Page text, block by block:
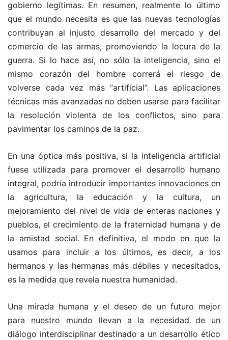
gobierno legítimas. En resumen, realmente lo último
que el mundo necesita es que las nuevas tecnologías
contribuyan al injusto desarrollo del mercado y del
comercio de las armas, promoviendo la locura de la
guerra. Si lo hace así, no sólo la inteligencia, sino el
mismo corazón del hombre correrá el riesgo de
volverse cada vez más “artificial”. Las aplicaciones
técnicas más avanzadas no deben usarse para facilitar
la resolución violenta de los conflictos, sino para
pavimentar los caminos de la paz.
En una óptica más positiva, si la inteligencia artificial
fuese utilizada para promover el desarrollo humano
integral, podría introducir importantes innovaciones en
la agricultura, la educación y la cultura, un
mejoramiento del nivel de vida de enteras naciones y
pueblos, el crecimiento de la fraternidad humana y de
la amistad social. En definitiva, el modo en que la
usamos para incluir a los últimos, es decir, a los
hermanos y las hermanas más débiles y necesitados,
es la medida que revela nuestra humanidad.
Una mirada humana y el deseo de un futuro mejor
para nuestro mundo llevan a la necesidad de un
diálogo interdisciplinar destinado a un desarrollo ético